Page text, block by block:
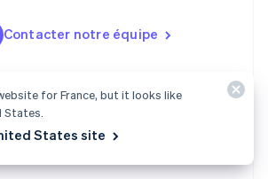
Contacter notre équipe
for France, but it looks like
States.
States site